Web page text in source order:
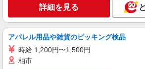
アルバイト パート
AMERICAN HOLIC
婦人服販売スタッフ
［アルバイト・パート
ららぽーと立川立飛
詳細を見る
アパレル用品や雑貨のピッキング検品
時給 1,200円〜1,500円
柏市